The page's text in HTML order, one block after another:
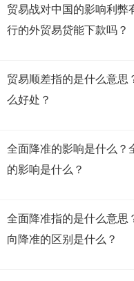
贸易战对中国的影响利弊
行的外贸易贷能下款吗？
贸易顺差指的是什么意思
么好处？
全面降准的影响是什么？
的影响是什么？
全面降准指的是什么意思
向降准的区别是什么？